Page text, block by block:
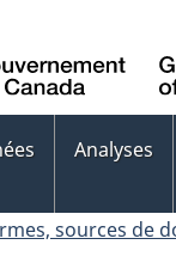
Analyses
sources de